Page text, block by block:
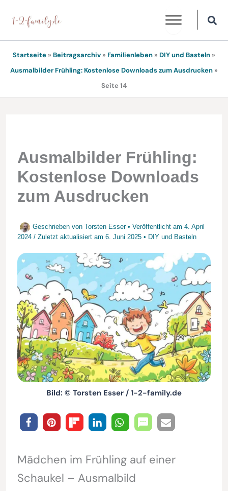
Inhalt
springen
Startseite » Beitragsarchiv » Familienleben » DIY und Basteln »
Ausmalbilder Frühling: Kostenlose Downloads zum Ausdrucken »
Seite 14
Ausmalbilder Frühling:
Kostenlose Downloads
zum Ausdrucken
Geschrieben von Torsten Esser • Veröffentlicht am 4. April
2024 / Zuletzt aktualisiert am 6. Juni 2025• DIY und Basteln
Bild: © Torsten Esser / 1-2-family.de
Mädchen im Frühling auf einer
Schaukel – Ausmalbild